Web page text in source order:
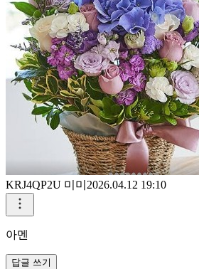
KRJ4QP2U 미미 2026.04.12 19:10
아멘
답글 쓰기